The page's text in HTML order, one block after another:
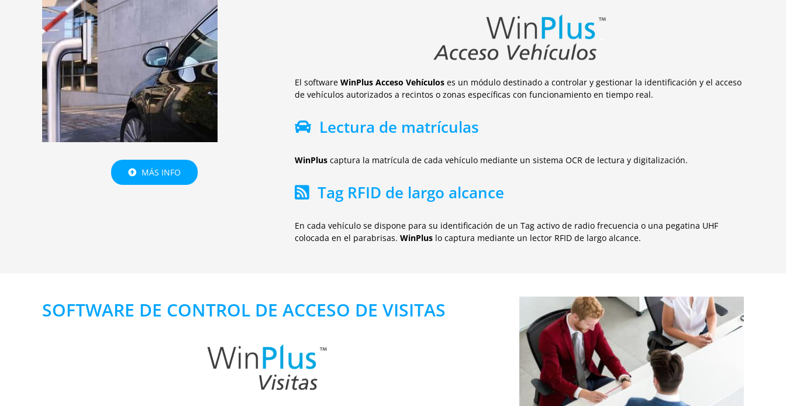
MÁS INFO
El software WinPlus Acceso Vehículos es un módulo destinado a controlar y gestionar la identificación y el acceso
de vehículos autorizados a recintos o zonas específicas con funcionamiento en tiempo real.
Lectura de matrículas
WinPlus captura la matrícula de cada vehículo mediante un sistema OCR de lectura y digitalización.
Tag RFID de largo alcance
En cada vehículo se dispone para su identificación de un Tag activo de radio frecuencia o una pegatina UHF
colocada en el parabrisas. WinPlus lo captura mediante un lector RFID de largo alcance.
SOFTWARE DE CONTROL DE ACCESO DE VISITAS